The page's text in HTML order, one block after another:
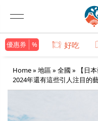
優惠券 好吃
Home» 地區» 全國 » 【日
2024年還有這些引人注目的